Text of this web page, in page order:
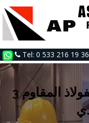
Tel: 0 533 216 19 36
3 طن 3000 لتر مستودع الفولاذ المقاوم